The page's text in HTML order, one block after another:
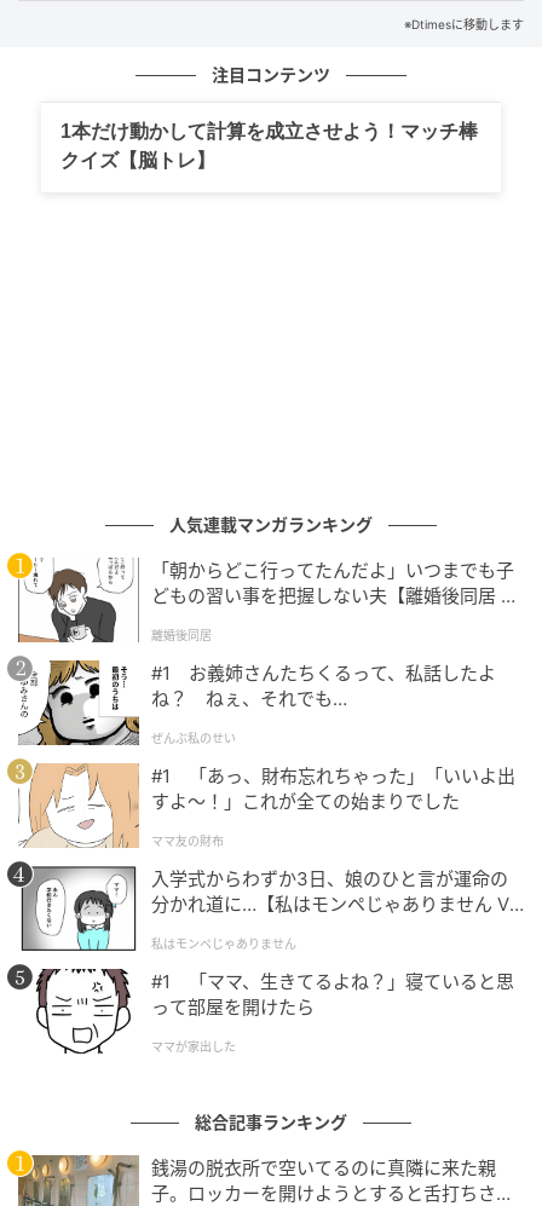
配信の詳細は公式SNSで案内される予定です。
TikTok LIVE還元祭の企画内容
破を記念した限定セット販売とLIVE限定価格キャンペ
ーンが実施されます。
視聴者参加型のプレゼント企画も組み込まれており、
配信を通じて購入できる仕組みのLIVEコマース形式で
展開されます。
配信アカウントはF&W公式TikTokアカウントと小柳社
式SNSで発表される予定です。
※Dtimesに移動します
注目コンテンツ
1本だけ動かして計算を成立させよう！マッチ棒
クイズ【脳トレ】
人気連載マンガランキング
「朝からどこ行ってたんだよ」いつまでも子
どもの習い事を把握しない夫【離婚後同居 Vo
離婚後同居
#1 お義姉さんたちくるって、私話したよ
ね？ ねぇ、それでも…
ぜんぶ私のせい
#1 「あっ、財布忘れちゃった」「いいよ出
すよ〜！」これが全ての始まりでした
ママ友の財布
入学式からわずか3日、娘のひと言が運命の
分かれ道に…【私はモンペじゃありません Vo
私はモンペじゃありません
#1 「ママ、生きてるよね？」寝ていると思
って部屋を開けたら
ママが家出した
総合記事ランキング
銭湯の脱衣所で空いてるのに真隣に来た親
子。ロッカーを開けようとすると舌打ちさ